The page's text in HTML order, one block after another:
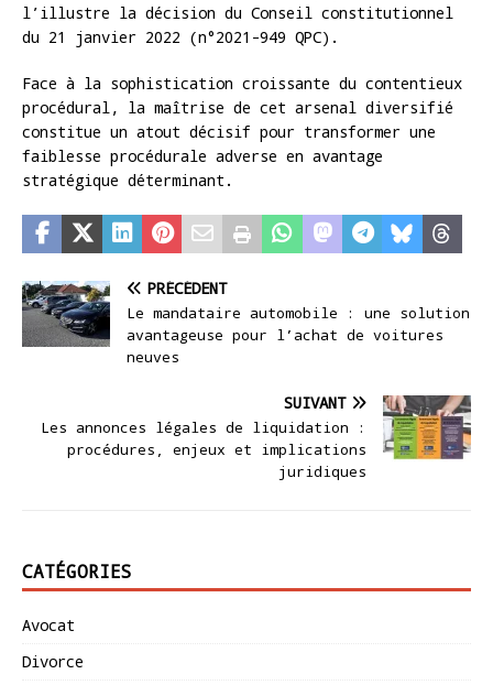
l’illustre la décision du Conseil constitutionnel
du 21 janvier 2022 (n°2021-949 QPC).
Face à la sophistication croissante du contentieux
procédural, la maîtrise de cet arsenal diversifié
constitue un atout décisif pour transformer une
faiblesse procédurale adverse en avantage
stratégique déterminant.
PRÉCÉDENT
Le mandataire automobile : une solution
avantageuse pour l’achat de voitures
neuves
SUIVANT
Les annonces légales de liquidation :
procédures, enjeux et implications
juridiques
CATÉGORIES
Avocat
Divorce